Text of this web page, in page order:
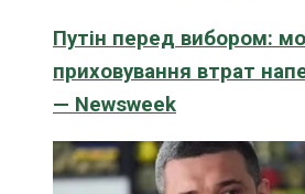
Путін перед вибором:
приховування втрат
— Newsweek